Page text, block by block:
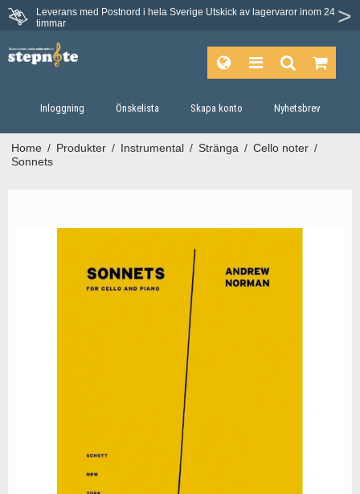
Leverans med Postnord i hela Sverige Utskick av lagervaror inom 24
timmar
Inloggning Önskelista Skapa konto Nyhetsbrev
Home / Produkter / Instrumental / Stränga / Cello noter /
Sonnets